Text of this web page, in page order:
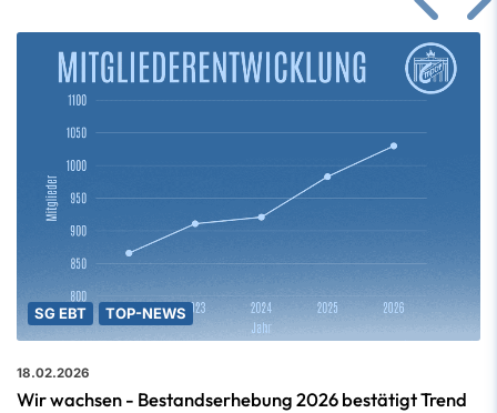
SG EBT TOP-NEWS
18.02.2026
Wir wachsen - Bestandserhebung 2026 bestätigt Trend